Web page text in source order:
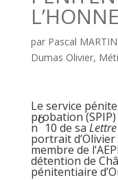
par Pascal
Dumas Olivier,
Le service
probation
n
o
10 de sa
portrait
membre de
détention de
pénitentiaire